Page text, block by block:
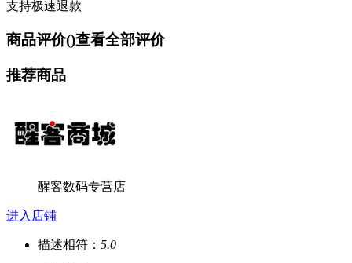
支持极速退款
商品评价()查看全部评价
推荐商品
醒客数码专营店
进入店铺
描述相符： 5.0